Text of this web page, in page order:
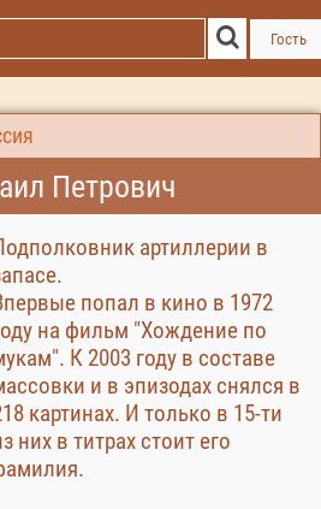
Гость
Петрович
артиллерии в
попал в кино в 1972
на фильм "Хождение по
К 2003 году в составе
и в эпизодах снялся в
картинах. И только в 15-ти
них в титрах стоит его